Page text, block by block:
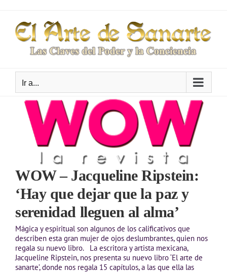
contenido
Ir a...
WOW – Jacqueline Ripstein:
‘Hay que dejar que la paz y
serenidad lleguen al alma’
Mágica y espiritual son algunos de los calificativos que
describen esta gran mujer de ojos deslumbrantes, quien nos
regala su nuevo libro. La escritora y artista mexicana,
Jacqueline Ripstein, nos presenta su nuevo libro ‘El arte de
sanarte’, donde nos regala 15 capítulos, a las que ella las